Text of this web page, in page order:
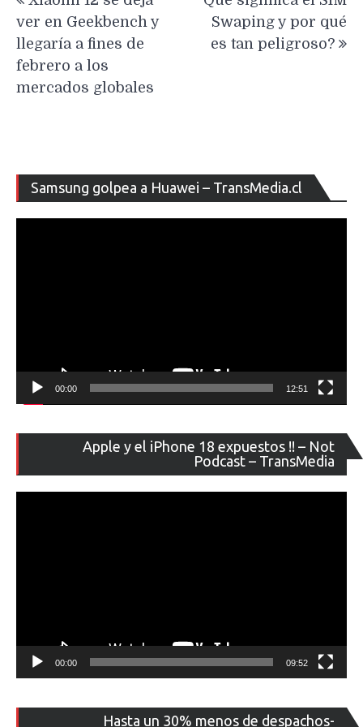
entradas
ver en Geekbench y
llegaría a fines de
febrero a los
mercados globales
Swaping y por qué
es tan peligroso?
Samsung golpea a Huawei – TransMedia.cl
de
00:00 12:51
Apple y el iPhone 18 expuestos !! – Not
Podcast – TransMedia
de
00:00 09:52
Hasta un 30% menos de despachos-